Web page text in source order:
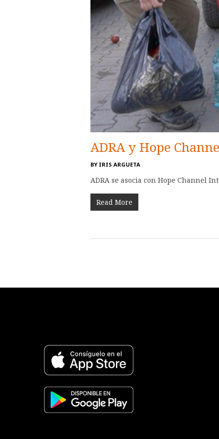
ADRA y Hope
BY IRIS ARGUETA
ADRA se asocia con Hope Channel
Read More